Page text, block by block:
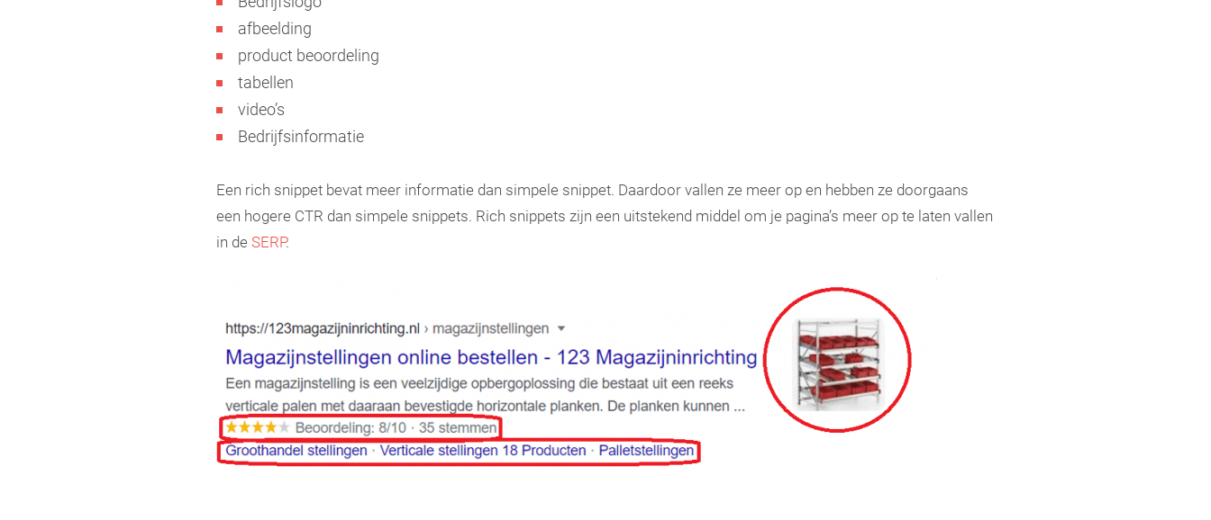
afbeelding
product beoordeling
tabellen
video’s
Bedrijfsinformatie
Een rich snippet bevat meer informatie dan simpele snippet. Daardoor vallen ze meer op en hebben ze doorgaans
een hogere CTR dan simpele snippets. Rich snippets zijn een uitstekend middel om je pagina’s meer op te laten vallen
in de SERP.